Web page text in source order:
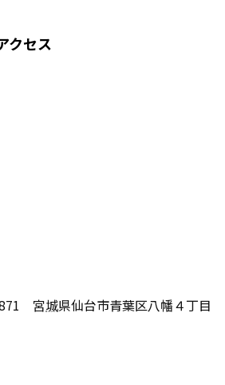
クセス
宮城県仙台市青葉区八幡４丁目